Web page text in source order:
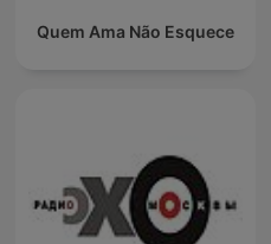
Quem Ama Não Esquece